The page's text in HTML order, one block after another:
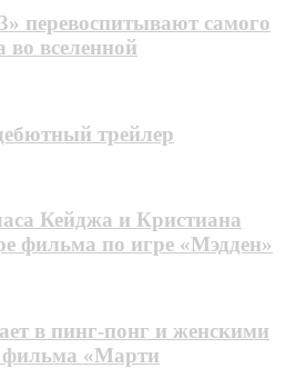
перевоспитывают самого
вселенной
трейлер
Кейджа и Кристиана
фильма по игре «Мэдден»
в пинг-понг и женскими
фильма «Марти